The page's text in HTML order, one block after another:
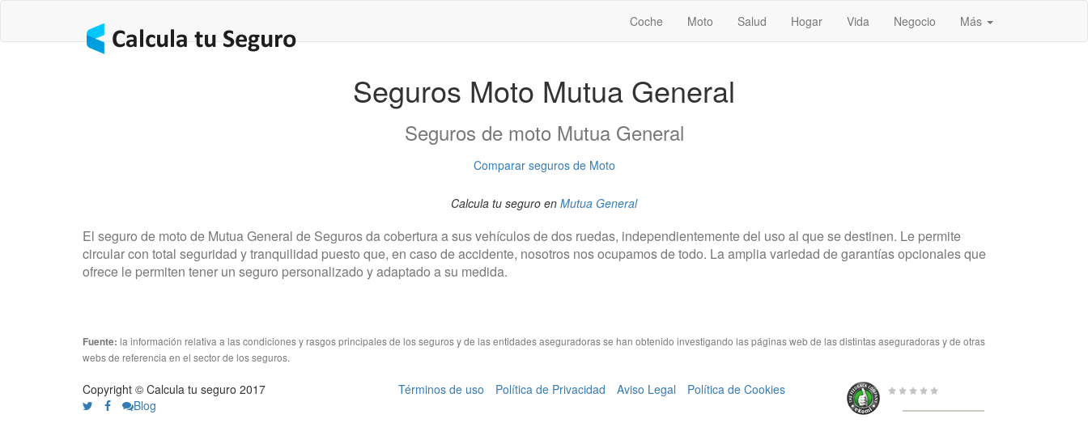
Coche Moto Salud Hogar Vida Negocio Más
Seguros Moto Mutua General
Seguros de moto Mutua General
Comparar seguros de Moto
Calcula tu seguro en Mutua General
El seguro de moto de Mutua General de Seguros da cobertura a sus vehículos de dos ruedas, independientemente del uso al que se destinen. Le permite
circular con total seguridad y tranquilidad puesto que, en caso de accidente, nosotros nos ocupamos de todo. La amplia variedad de garantías opcionales que
ofrece le permiten tener un seguro personalizado y adaptado a su medida.
Fuente: la información relativa a las condiciones y rasgos principales de los seguros y de las entidades aseguradoras se han obtenido investigando las páginas web de las distintas aseguradoras y de otras
webs de referencia en el sector de los seguros.
Copyright © Calcula tu seguro 2017
Blog
Términos de uso Política de Privacidad Aviso Legal Política de Cookies